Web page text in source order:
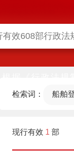
检索词： 船舶
现行有效 1 部